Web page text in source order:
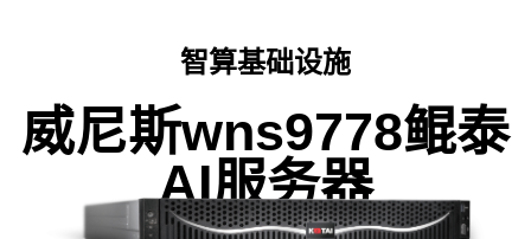
智算基础设施
威尼斯wns9778鲲泰
AI服务器